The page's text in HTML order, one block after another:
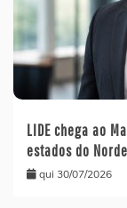
LIDE chega ao
estados do
qui 30/07/2026